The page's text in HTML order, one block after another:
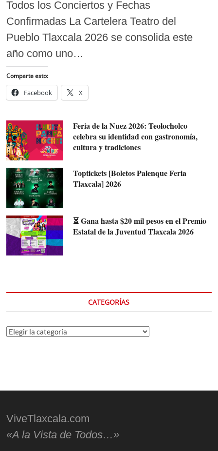
Todos los Conciertos y Fechas
Confirmadas La Cartelera Teatro del
Pueblo Tlaxcala 2026 se consolida este
año como uno…
Comparte esto:
Facebook X
Feria de la Nuez 2026: Teolocholco
celebra su identidad con gastronomía,
cultura y tradiciones
Toptickets [Boletos Palenque Feria
Tlaxcala] 2026
⏳ Gana hasta $20 mil pesos en el Premio
Estatal de la Juventud Tlaxcala 2026
CATEGORÍAS
Categorías
ViveTlaxcala.com
«A la Vista de Todos…»